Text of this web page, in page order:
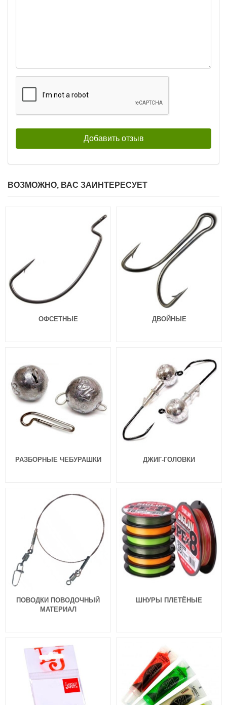
ВОЗМОЖНО, ВАС ЗАИНТЕРЕСУЕТ
ОФСЕТНЫЕ ДВОЙНЫЕ
РАЗБОРНЫЕ ЧЕБУРАШКИ ДЖИГ-ГОЛОВКИ
ПОВОДКИ ПОВОДОЧНЫЙ
МАТЕРИАЛ
ШНУРЫ ПЛЕТЁНЫЕ